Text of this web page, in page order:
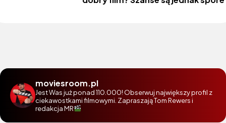
moviesroom.pl
Jest Was już ponad 110.000! Obserwuj największy profil z
ciekawostkami filmowymi. Zapraszają Tom Rewers i
redakcja MR